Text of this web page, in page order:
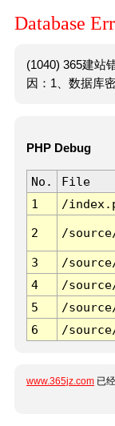
Database
(1040) 365建站
因：1、数据库
PHP Debug
No. File
1
/
2 /
3 /
4
/
5
/
6
/
www.365jz.com 已